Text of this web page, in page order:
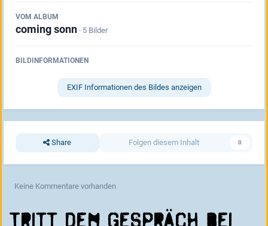
VOM ALBUM
coming sonn · 5 Bilder
BILDINFORMATIONEN
EXIF Informationen des Bildes anzeigen
Share Folgen diesem Inhalt 0
Keine Kommentare vorhanden
Tritt dem Gespräch bei